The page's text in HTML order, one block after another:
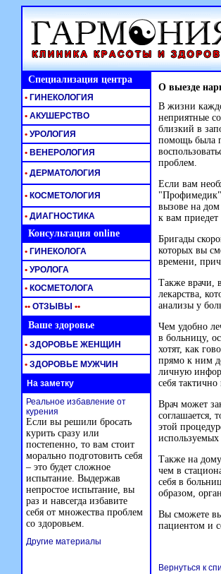
Специализация центра О выезде
В жизни
неприятные
близкий в
помощь была
проблем.
Если вам
"Профимедик"
вызове на дом
к вам
Бригады
которых вы
времени,
Также врачи,
лекарства,
анализы у
Чем удобно
в больницу,
хотят, как
прямо к ним
личную
себя
Врач может
соглашается,
этой
Также на
чем в
себя в
образом,
Вы сможете
пациентом и
Вернуться к
• ГИНЕКОЛОГИЯ
• АКУШЕРСТВО
• УРОЛОГИЯ
• ВЕНЕРОЛОГИЯ
• ДЕРМАТОЛОГИЯ
• КОСМЕТОЛОГИЯ
• ДИАГНОСТИКА
Консультация online
• ГИНЕКОЛОГА
• УРОЛОГА
• КОСМЕТОЛОГА
•• ОТЗЫВЫ ••
Ваше здоровье
• ЗДОРОВЬЕ ЖЕНЩИН
• ЗДОРОВЬЕ МУЖЧИН
На заметку
Реальное избавление от
курения
Если вы решили бросать
курить сразу или
постепенно, то вам стоит
морально подготовить себя
– это будет сложное
испытание. Выдержав
непростое испытание, вы
раз и навсегда избавите
себя от множества проблем
со здоровьем.
Другие материалы